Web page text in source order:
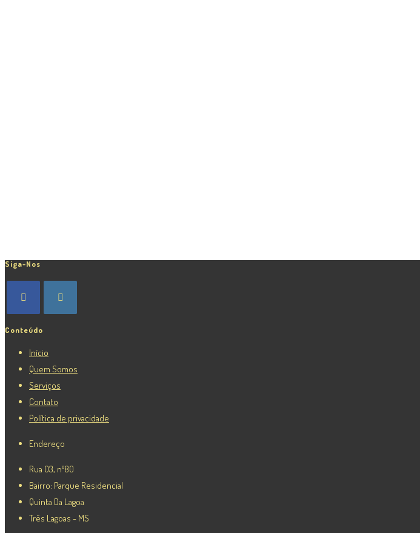
Siga-Nos
Conteúdo
Início
Quem Somos
Serviços
Contato
Política de privacidade
Endereço
Rua 03, nº80
Bairro: Parque Residencial
Quinta Da Lagoa
Três Lagoas - MS